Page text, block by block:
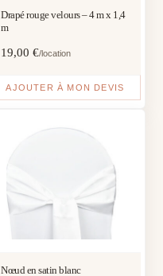
Drapé rouge velours – 4 m x 1,4
m
19,00 €/location
AJOUTER À MON DEVIS
Nœud en satin blanc